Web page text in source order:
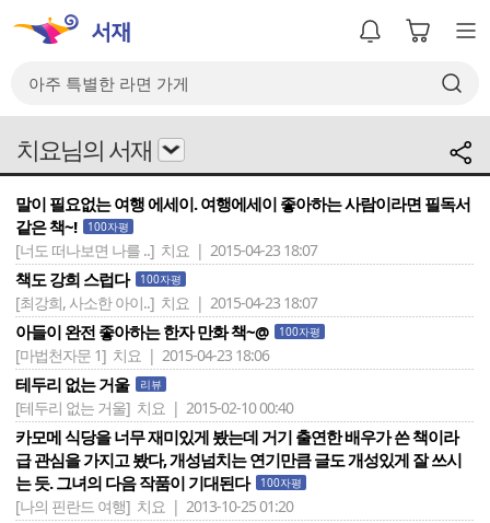
치요님의 서재
말이 필요없는 여행 에세이. 여행에세이 좋아하는 사람이라면 필독서
같은 책~!
100자평
[너도 떠나보면 나를 ..] 치요 | 2015-04-23 18:07
책도 강희 스럽다 100자평
[최강희, 사소한 아이..] 치요 | 2015-04-23 18:07
아들이 완전 좋아하는 한자 만화 책~@ 100자평
[마법천자문 1] 치요 | 2015-04-23 18:06
테두리 없는 거울 리뷰
[테두리 없는 거울] 치요 | 2015-02-10 00:40
카모메 식당을 너무 재미있게 봤는데 거기 출연한 배우가 쓴 책이라
급 관심을 가지고 봤다, 개성넘치는 연기만큼 글도 개성있게 잘 쓰시
는 듯. 그녀의 다음 작품이 기대된다
100자평
[나의 핀란드 여행] 치요 | 2013-10-25 01:20